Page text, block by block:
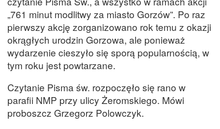
„761 minut modlitwy za miasto Gorzów”. Po raz
pierwszy akcję zorganizowano rok temu z okazji
okrągłych urodzin Gorzowa, ale ponieważ
wydarzenie cieszyło się sporą popularnością, w
tym roku jest powtarzane.
Czytanie Pisma św. rozpoczęło się rano w
parafii NMP przy ulicy Żeromskiego. Mówi
proboszcz Grzegorz Polowczyk.